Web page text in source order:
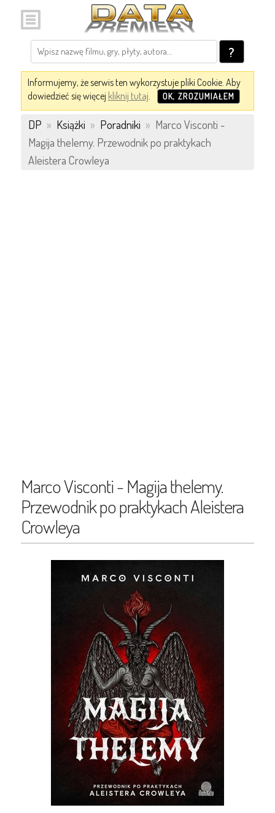
?
Informujemy, że serwis ten wykorzystuje pliki Cookie. Aby
dowiedzieć się więcej kliknij tutaj. OK, ZROZUMIAŁEM
DP » Książki » Poradniki » Marco Visconti -
Magija thelemy. Przewodnik po praktykach
Aleistera Crowleya
Marco Visconti - Magija thelemy.
Przewodnik po praktykach Aleistera
Crowleya